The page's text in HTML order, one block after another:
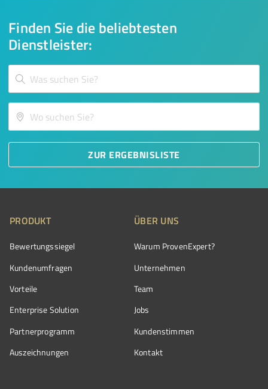
Finden Sie die beliebtesten
Dienstleister:
ZUR ERGEBNISLISTE
PRODUKT
Bewertungssiegel
Kundenumfragen
Vorteile
Enterprise Solution
Partnerprogramm
Auszeichnungen
ÜBER UNS
Warum ProvenExpert?
Unternehmen
Team
Jobs
Kundenstimmen
Kontakt